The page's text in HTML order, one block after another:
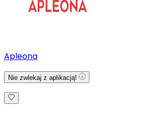
Apleona
Nie zwlekaj z aplikacją!